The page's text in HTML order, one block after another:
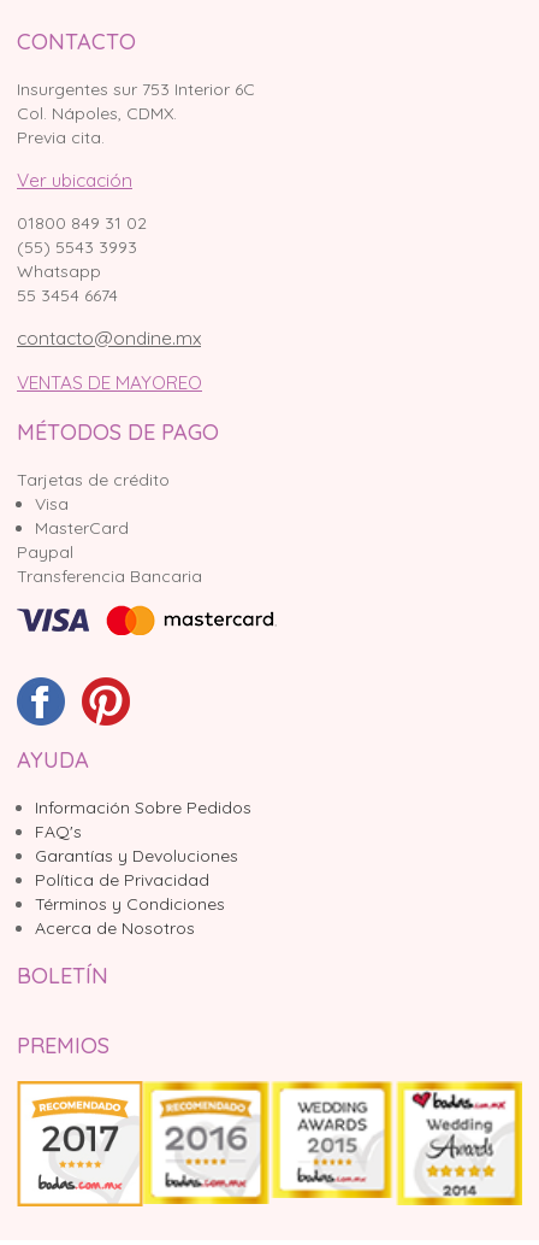
CONTACTO
Insurgentes sur 753 Interior 6C
Col. Nápoles, CDMX.
Previa cita.
Ver ubicación
01800 849 31 02
(55) 5543 3993
Whatsapp
55 3454 6674
contacto@ondine.mx
VENTAS DE MAYOREO
MÉTODOS DE PAGO
Tarjetas de crédito
Visa
MasterCard
Paypal
Transferencia Bancaria
AYUDA
Información Sobre Pedidos
FAQ's
Garantías y Devoluciones
Política de Privacidad
Términos y Condiciones
Acerca de Nosotros
BOLETÍN
PREMIOS